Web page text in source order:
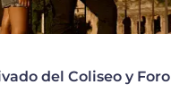
del Coliseo y Foro